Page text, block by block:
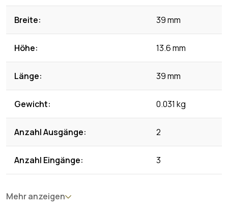
Breite: 39 mm
Höhe: 13.6 mm
Länge: 39 mm
Gewicht: 0.031 kg
Anzahl Ausgänge: 2
Anzahl Eingänge: 3
Mehr anzeigen